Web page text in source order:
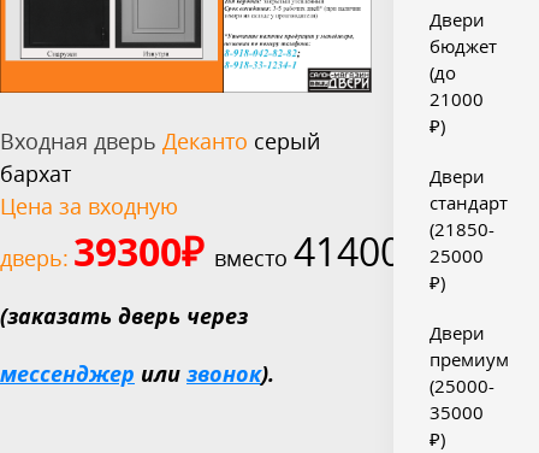
Входная дверь Деканто серый
бархат
Цена за входную
дверь: 39300₽ вместо 41400
(заказать дверь через
мессенджер или звонок).
Двери
бюджет
(до
21000
₽)
Двери
стандарт
(21850-
25000
₽)
Двери
премиум
(25000-
35000
₽)